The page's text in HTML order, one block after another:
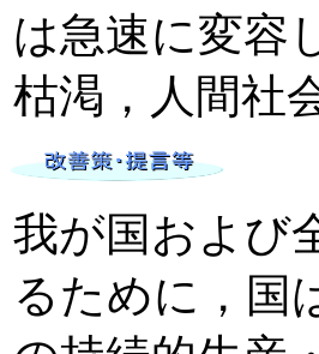
は急速に変容
枯渇，人間社
我が国および
るために，国